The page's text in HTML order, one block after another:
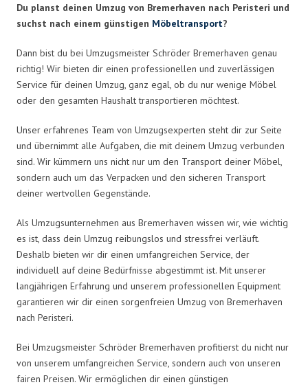
Du planst deinen Umzug von Bremerhaven nach Peristeri und
suchst nach einem günstigen Möbeltransport?
Dann bist du bei Umzugsmeister Schröder Bremerhaven genau
richtig! Wir bieten dir einen professionellen und zuverlässigen
Service für deinen Umzug, ganz egal, ob du nur wenige Möbel
oder den gesamten Haushalt transportieren möchtest.
Unser erfahrenes Team von Umzugsexperten steht dir zur Seite
und übernimmt alle Aufgaben, die mit deinem Umzug verbunden
sind. Wir kümmern uns nicht nur um den Transport deiner Möbel,
sondern auch um das Verpacken und den sicheren Transport
deiner wertvollen Gegenstände.
Als Umzugsunternehmen aus Bremerhaven wissen wir, wie wichtig
es ist, dass dein Umzug reibungslos und stressfrei verläuft.
Deshalb bieten wir dir einen umfangreichen Service, der
individuell auf deine Bedürfnisse abgestimmt ist. Mit unserer
langjährigen Erfahrung und unserem professionellen Equipment
garantieren wir dir einen sorgenfreien Umzug von Bremerhaven
nach Peristeri.
Bei Umzugsmeister Schröder Bremerhaven profitierst du nicht nur
von unserem umfangreichen Service, sondern auch von unseren
fairen Preisen. Wir ermöglichen dir einen günstigen